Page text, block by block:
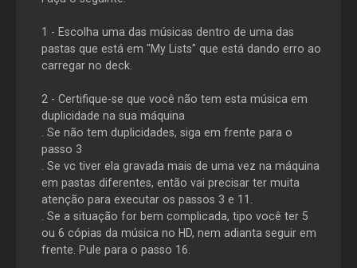
1 - Escolha uma das músicas dentro de uma das
pastas que está em "My Lists" que está dando erro ao
carregar no deck.
2 - Certifique-se que você não tem esta música em
duplicidade na sua máquina
. Se não tem duplicidades, siga em frente para o
passo 3
. Se vc tiver ela gravada mais de uma vez na máquina
em pastas diferentes, então vai precisar ter muita
atenção para executar os passos 3 e 11.
. Se a situação for bem complicada, tipo você ter 5
ou 6 cópias da música no HD, nem adianta seguir em
frente. Pule para o passo 16.